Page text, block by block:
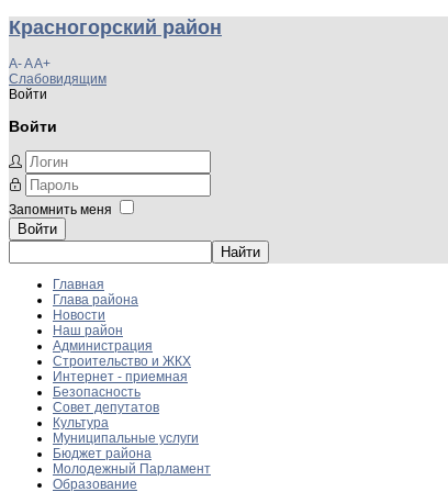
Красногорский район
A-AA+
Слабовидящим
Войти
Войти
Запомнить меня
Войти
Главная
Глава района
Новости
Наш район
Администрация
Строительство и ЖКХ
Интернет - приемная
Безопасность
Совет депутатов
Культура
Муниципальные услуги
Бюджет района
Молодежный Парламент
Образование